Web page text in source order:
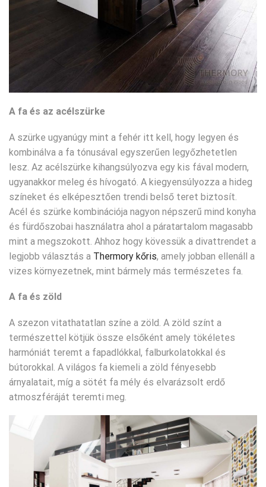
A fa és az acélszürke
A szürke ugyanúgy mint a fehér itt kell, hogy legyen és
kombinálva a fa tónusával egyszerűen legyőzhetetlen
lesz. Az acélszürke kihangsúlyozva egy kis fával modern,
ugyanakkor meleg és hívogató. A kiegyensúlyozza a hideg
színeket és elképesztően trendi belső teret biztosít.
Acél és szürke kombinációja nagyon népszerű mind konyha
és fürdőszobai használatra ahol a páratartalom magasabb
mint a megszokott. Ahhoz hogy kövessük a divattrendet a
legjobb választás a Thermory kőris, amely jobban ellenáll a
vizes környezetnek, mint bármely más természetes fa.
A fa és zöld
A szezon vitathatatlan színe a zöld. A zöld színt a
természettel kötjük össze elsőként amely tökéletes
harmóniát teremt a fapadlókkal, falburkolatokkal és
bútorokkal. A világos fa kiemeli a zöld fényesebb
árnyalatait, míg a sötét fa mély és elvarázsolt erdő
atmoszféráját teremti meg.